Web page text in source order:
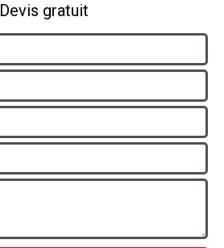
Devis gratuit